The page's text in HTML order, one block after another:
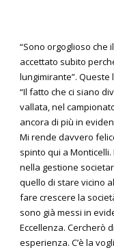
“Sono orgoglioso che
accettato subito
lungimirante”. Queste
“Il fatto che ci siano
vallata, nel
ancora di più in
Mi rende davvero
spinto qui a
nella gestione
quello di stare vicino
fare crescere la
sono già messi in
Eccellenza. Cercherò
esperienza. C’è la